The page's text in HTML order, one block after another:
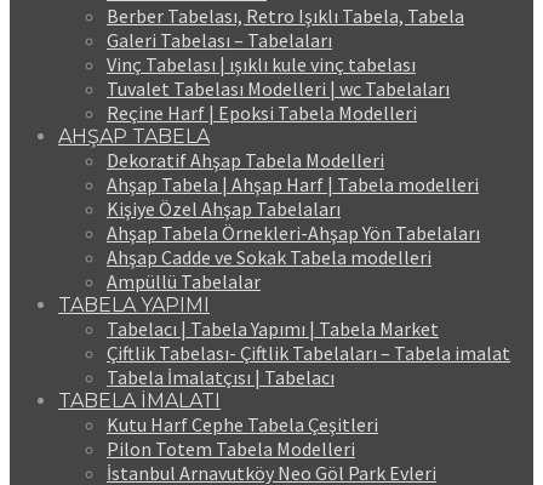
Berber Tabelası, Retro Işıklı Tabela, Tabela
Galeri Tabelası – Tabelaları
Vinç Tabelası | ışıklı kule vinç tabelası
Tuvalet Tabelası Modelleri | wc Tabelaları
Reçine Harf | Epoksi Tabela Modelleri
AHŞAP TABELA
Dekoratif Ahşap Tabela Modelleri
Ahşap Tabela | Ahşap Harf | Tabela modelleri
Kişiye Özel Ahşap Tabelaları
Ahşap Tabela Örnekleri-Ahşap Yön Tabelaları
Ahşap Cadde ve Sokak Tabela modelleri
Ampüllü Tabelalar
TABELA YAPIMI
Tabelacı | Tabela Yapımı | Tabela Market
Çiftlik Tabelası- Çiftlik Tabelaları – Tabela imalat
Tabela İmalatçısı | Tabelacı
TABELA İMALATI
Kutu Harf Cephe Tabela Çeşitleri
Pilon Totem Tabela Modelleri
İstanbul Arnavutköy Neo Göl Park Evleri